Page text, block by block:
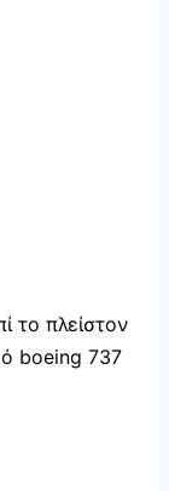
το πλείστον
boeing 737